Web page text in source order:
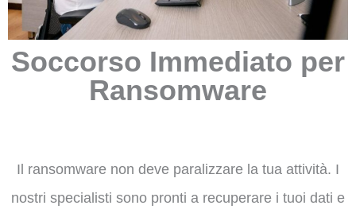
Soccorso Immediato per
Ransomware
Il ransomware non deve paralizzare la tua attività. I
nostri specialisti sono pronti a recuperare i tuoi dati e